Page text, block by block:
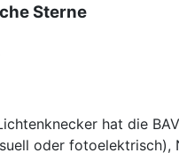
Sterne
hat die
oder